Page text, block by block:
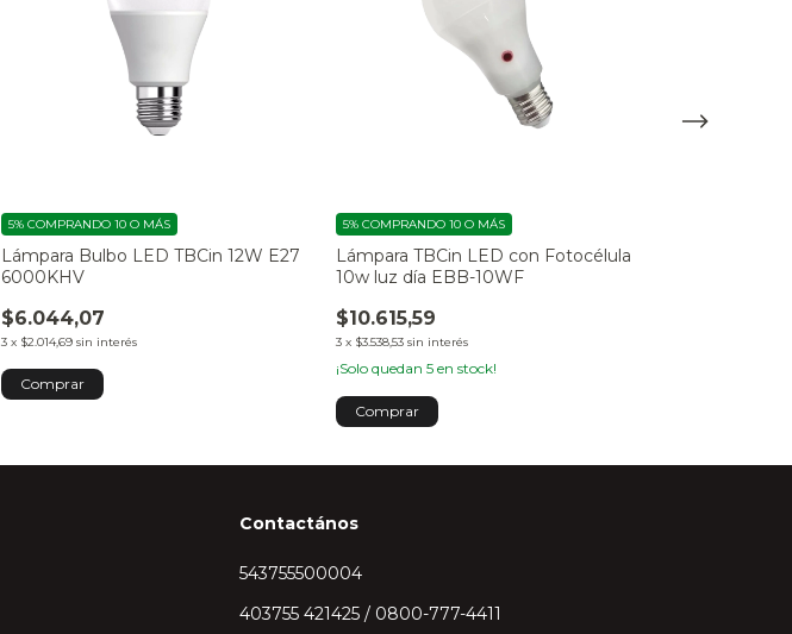
Lámpara Bulbo LED TBCin 12W E27
6000KHV
$6.044,07
3 x $2.014,69 sin interés
5% COMPRANDO 10 O MÁS
Lámpara TBCin LED con Fotocélula
10w luz día EBB-10WF
$10.615,59
3 x $3.538,53 sin interés
5% COMPRANDO 10 O MÁS
¡Solo quedan 5 en stock!
Contactános
543755500004
403755 421425 / 0800-777-4411